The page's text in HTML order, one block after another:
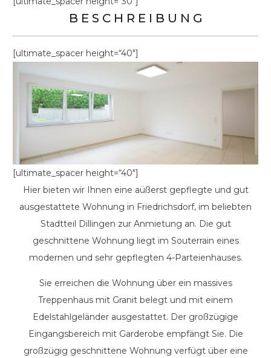
B E S C H R E I B U N G
[ultimate_spacer height=“40″]
[ultimate_spacer height=“40″]
Hier bieten wir Ihnen eine aüßerst gepflegte und gut
ausgestattete Wohnung in Friedrichsdorf, im beliebten
Stadtteil Dillingen zur Anmietung an. Die gut
geschnittene Wohnung liegt im Souterrain eines
modernen und sehr gepflegten 4-Parteienhauses.
Sie erreichen die Wohnung über ein massives
Treppenhaus mit Granit belegt und mit einem
Edelstahlgeländer ausgestattet. Der großzügige
Eingangsbereich mit Garderobe empfängt Sie. Die
großzügig geschnittene Wohnung verfügt über eine